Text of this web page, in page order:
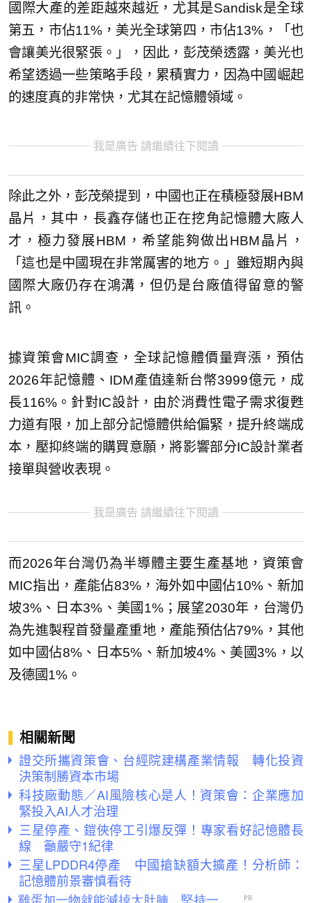
國際大產的差距越來越近，尤其是Sandisk是全球
第五，市佔11%，美光全球第四，市佔13%，「也
會讓美光很緊張。」，因此，彭茂榮透露，美光也
希望透過一些策略手段，累積實力，因為中國崛起
的速度真的非常快，尤其在記憶體領域。
我是廣告 請繼續往下閱讀
除此之外，彭茂榮提到，中國也正在積極發展HBM
晶片，其中，長鑫存儲也正在挖角記憶體大廠人
才，極力發展HBM，希望能夠做出HBM晶片，
「這也是中國現在非常厲害的地方。」雖短期內與
國際大廠仍存在鴻溝，但仍是台廠值得留意的警
訊。
據資策會MIC調查，全球記憶體價量齊漲，預估
2026年記憶體、IDM產值達新台幣3999億元，成
長116%。針對IC設計，由於消費性電子需求復甦
力道有限，加上部分記憶體供給偏緊，提升終端成
本，壓抑終端的購買意願，將影響部分IC設計業者
接單與營收表現。
我是廣告 請繼續往下閱讀
而2026年台灣仍為半導體主要生產基地，資策會
MIC指出，產能佔83%，海外如中國佔10%、新加
坡3%、日本3%、美國1%；展望2030年，台灣仍
為先進製程首發量產重地，產能預估佔79%，其他
如中國佔8%、日本5%、新加坡4%、美國3%，以
及德國1%。
相關新聞
證交所攜資策會、台經院建構產業情報 轉化投資
決策制勝資本市場
科技廠動態／AI風險核心是人！資策會：企業應加
緊投入AI人才治理
三星停產、鎧俠停工引爆反彈！專家看好記憶體長
線 籲嚴守1紀律
三星LPDDR4停產 中國搶缺額大擴產！分析師：
記憶體前景審慎看待